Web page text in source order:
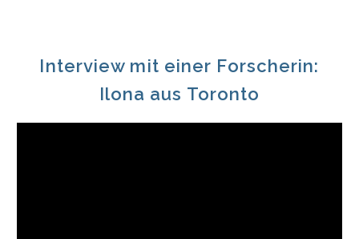
Interview mit einer Forscherin:
Ilona aus Toronto